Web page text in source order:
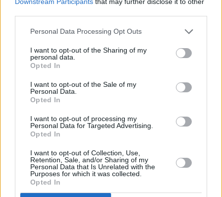
Personal Data Processing Opt Outs
I want to opt-out of the Sharing of my
personal data.
Opted In
I want to opt-out of the Sale of my
Personal Data.
Opted In
I want to opt-out of processing my
Personal Data for Targeted Advertising.
Opted In
I want to opt-out of Collection, Use,
Retention, Sale, and/or Sharing of my
Personal Data that Is Unrelated with the
Purposes for which it was collected.
Opted In
Vybrané články
Prima sport - co nabídne v prvním
O webu parabola.cz•O souborech cookies•
Dovolená u moře•Bazény